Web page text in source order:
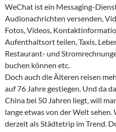
WeChat ist ein Messaging-
Audionachrichten versenden,
Fotos, Videos,
Aufenthaltsort teilen, Taxis,
Restaurant- und
buchen können etc.
Doch auch die Älteren reisen
auf 76 Jahre gestiegen. Und da
China bei 50 Jahren liegt, will
lange etwas von der Welt sehen.
derzeit als Städtetrip im Trend.